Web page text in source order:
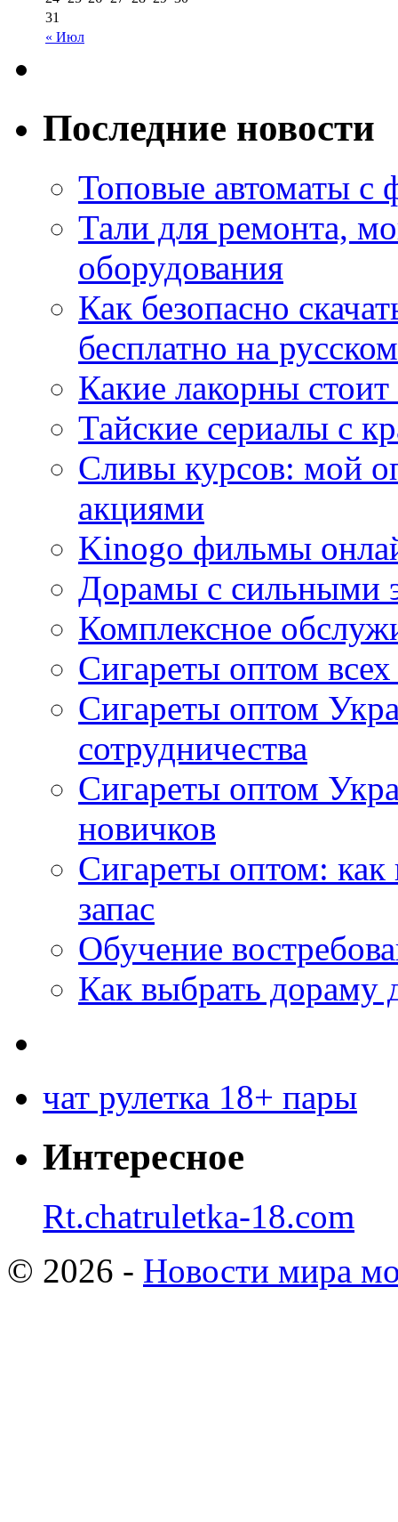
« Июл
31
Последние новости
Топовые автоматы с
Тали для ремонта,
оборудования
Как безопасно
бесплатно на
Какие лакорны
Тайские сериалы с
Сливы курсов: мой
акциями
Kinogo фильмы
Дорамы с сильными
Комплексное
Сигареты оптом
Сигареты оптом
сотрудничества
Сигареты оптом
новичков
Сигареты оптом:
запас
Обучение
Как выбрать дораму
чат рулетка 18+ пары
Интересное
Rt.chatruletka-18.com
© 2026 - Новости мира